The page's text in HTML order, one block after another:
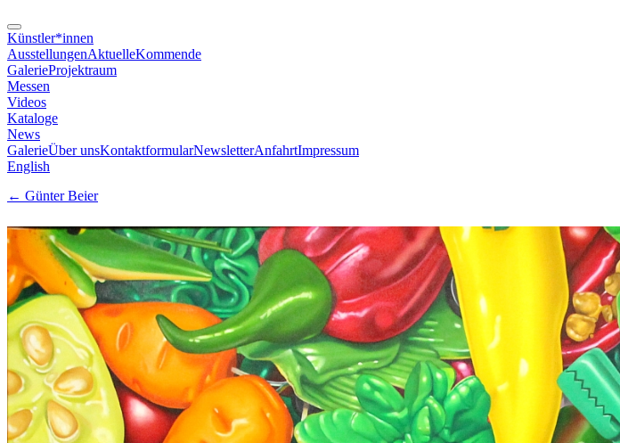
Künstler*innen
AusstellungenAktuelleKommende
GalerieProjektraum
Messen
Videos
Kataloge
News
GalerieÜber unsKontaktformularNewsletterAnfahrtImpressum
English
← Günter Beier